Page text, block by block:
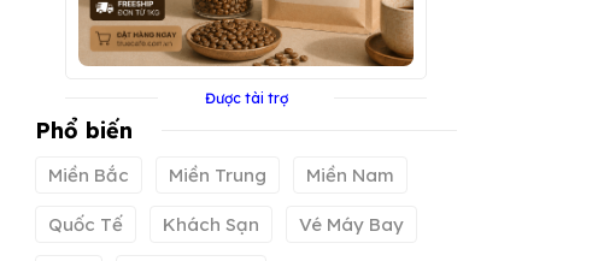
Được tài trợ
Phổ biến
Miền Bắc Miền Trung Miền Nam
Quốc Tế Khách Sạn Vé Máy Bay